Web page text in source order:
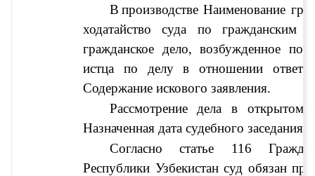
В производстве Наименование
ходатайство суда по гражданским
гражданское дело, возбужденное
истца по делу в отношении
Содержание искового заявления.
Назначенная дата судебного заседания
Согласно статье 116
Республики Узбекистан суд обязан